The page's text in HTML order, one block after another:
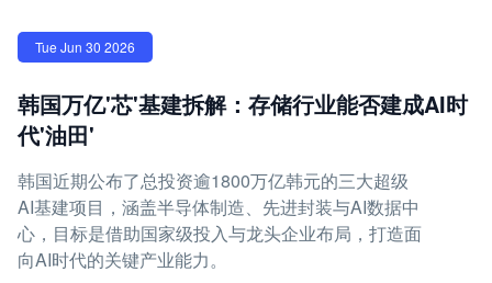
Tue Jun 30 2026
韩国万亿'芯'基建拆解：存储行业能否建成AI时
代'油田'
韩国近期公布了总投资逾1800万亿韩元的三大超级
AI基建项目，涵盖半导体制造、先进封装与AI数据中
心，目标是借助国家级投入与龙头企业布局，打造面
向AI时代的关键产业能力。